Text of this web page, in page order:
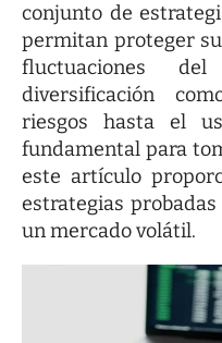
conjunto de
permitan proteger
fluctuaciones
diversificación
riesgos hasta el
fundamental para
este artículo
estrategias
un mercado volátil.